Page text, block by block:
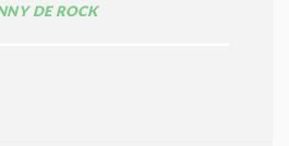
DE ROCK